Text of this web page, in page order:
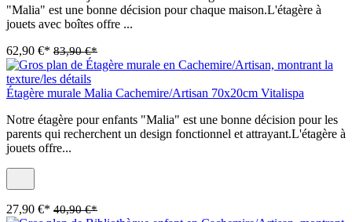
"Malia" est une bonne décision pour chaque maison.L'étagère à
jouets avec boîtes offre ...
62,90 €* 83,90 €*
Étagère murale Malia Cachemire/Artisan 70x20cm Vitalispa
Notre étagère pour enfants "Malia" est une bonne décision pour les
parents qui recherchent un design fonctionnel et attrayant.L'étagère à
jouets offre...
27,90 €* 40,90 €*